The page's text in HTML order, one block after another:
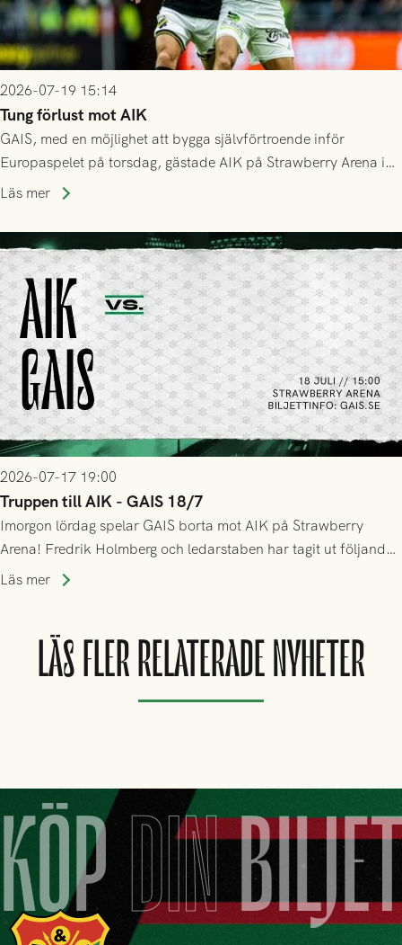
2026-07-19 15:14
Tung förlust mot AIK
GAIS, med en möjlighet att bygga självförtroende inför
Europaspelet på torsdag, gästade AIK på Strawberry Arena i
Stockholm . Men trots konstant hotande i första halvlek av
lyckades få in 2-0.
Läs mer
2026-07-17 19:00
Truppen till AIK - GAIS 18/7
Imorgon lördag spelar GAIS borta mot AIK på Strawberry
Arena! Fredrik Holmberg och ledarstaben har tagit ut följande
trupp till matchen:
Läs mer
LÄS FLER RELATERADE NYHETER
KÖPDIN